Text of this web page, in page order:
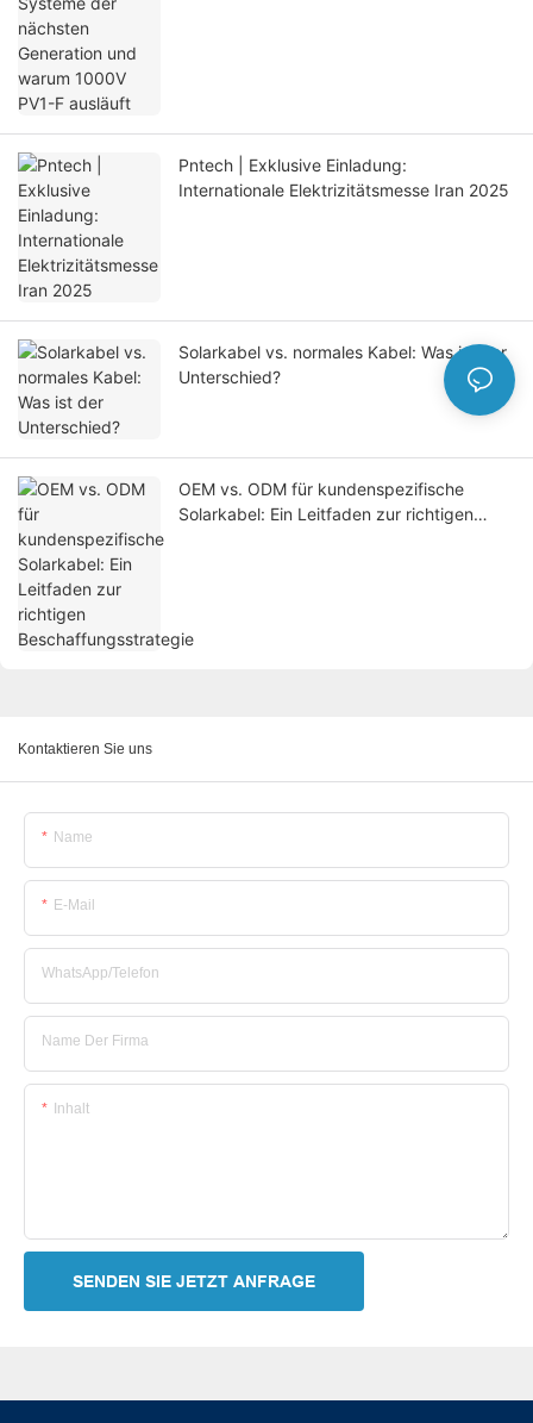
Pntech | Exklusive Einladung:
Internationale Elektrizitätsmesse Iran 2025
Solarkabel vs. normales Kabel: Was ist der
Unterschied?
OEM vs. ODM für kundenspezifische
Solarkabel: Ein Leitfaden zur richtigen
Kontaktieren Sie uns
Name
E-Mail
WhatsApp/Telefon
Name Der Firma
Inhalt
SENDEN SIE JETZT ANFRAGE